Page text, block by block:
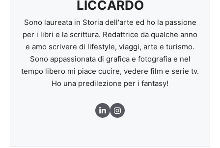
LICCARDO
Sono laureata in Storia dell'arte ed ho la passione
per i libri e la scrittura. Redattrice da qualche anno
e amo scrivere di lifestyle, viaggi, arte e turismo.
Sono appassionata di grafica e fotografia e nel
tempo libero mi piace cucire, vedere film e serie tv.
Ho una predilezione per i fantasy!